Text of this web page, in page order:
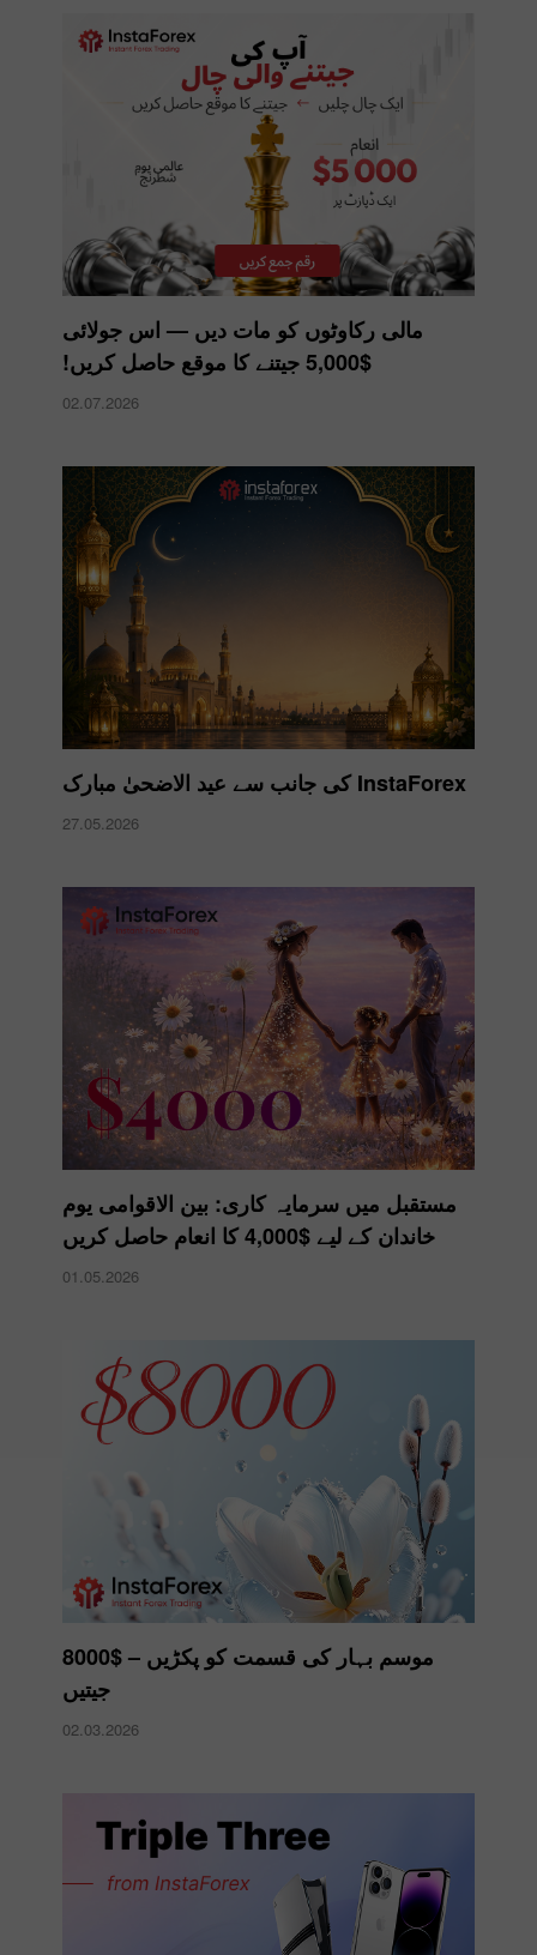
مالی رکاوٹوں کو مات دیں — اس جولائی
$5,000 جیتنے کا موقع حاصل کریں!
02.07.2026
InstaForex کی جانب سے عید الاضحیٰ مبارک
27.05.2026
مستقبل میں سرمایہ کاری: بین الاقوامی یوم
خاندان کے لیے $4,000 کا انعام حاصل کریں
01.05.2026
موسم بہار کی قسمت کو پکڑیں – $8000
جیتیں
02.03.2026